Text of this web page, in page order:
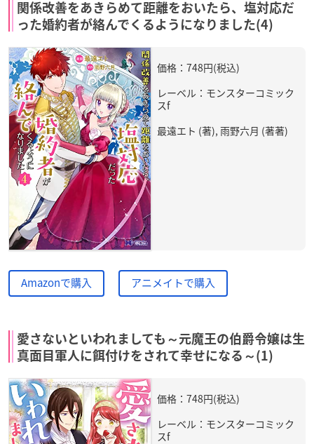
関係改善をあきらめて距離をおいたら、塩対応だ
った婚約者が絡んでくるようになりました(4)
価格：748円(税込)
レーベル：モンスターコミック
スf
最遠エト (著), 雨野六月 (著著)
Amazonで購入 アニメイトで購入
愛さないといわれましても～元魔王の伯爵令嬢は生
真面目軍人に餌付けをされて幸せになる～(1)
価格：748円(税込)
レーベル：モンスターコミック
スf